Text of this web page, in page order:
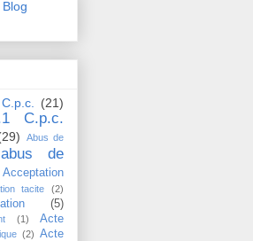
(21)
C.p.c.
Abus de
abus de
Acceptation
tacite (2)
(5)
(1)
Acte
(2) Acte